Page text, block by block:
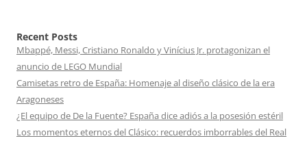
Recent Posts
Mbappé, Messi, Cristiano Ronaldo y Vinícius Jr. protagonizan el
anuncio de LEGO Mundial
Camisetas retro de España: Homenaje al diseño clásico de la era
Aragoneses
¿El equipo de De la Fuente? España dice adiós a la posesión estéril
Los momentos eternos del Clásico: recuerdos imborrables del Real